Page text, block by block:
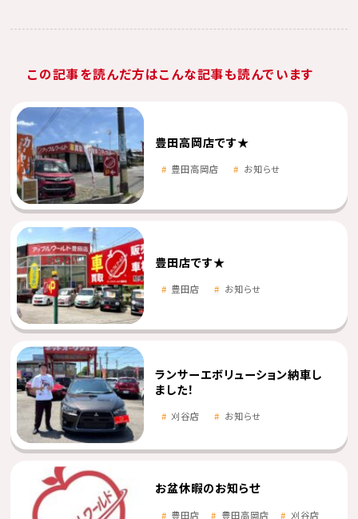
この記事を読んだ方はこんな記事も読んでいます
豊田高岡店です★
豊田高岡店 お知らせ
豊田店です★
豊田店 お知らせ
ランサーエボリューション納車し
ました！
刈谷店 お知らせ
お盆休暇のお知らせ
豊田店 豊田高岡店 刈谷店